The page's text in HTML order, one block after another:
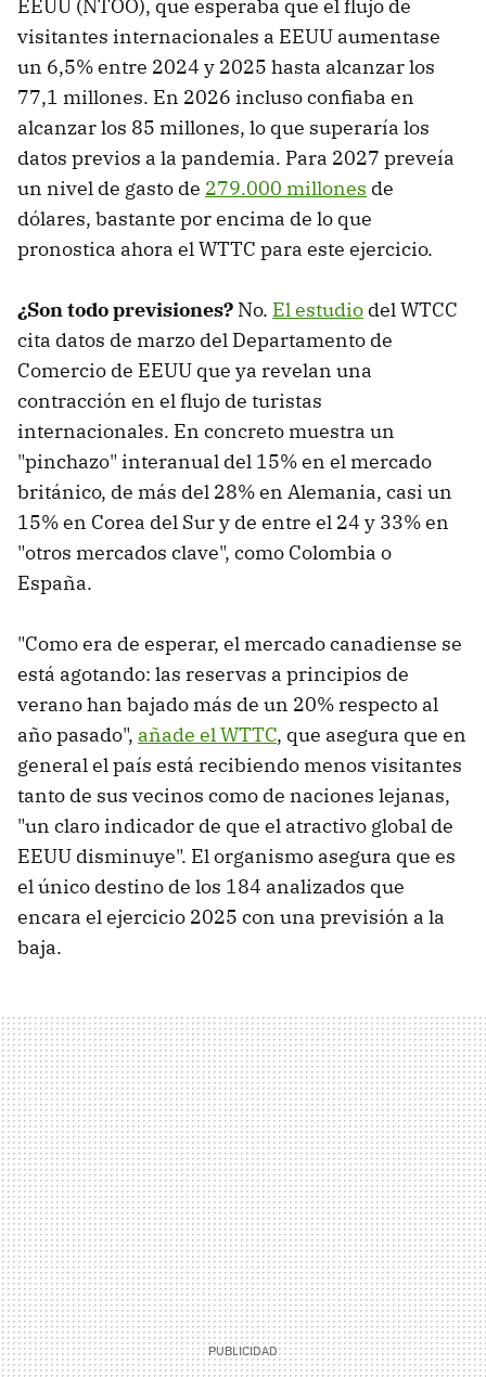
EEUU (NTOO), que esperaba que el flujo de
visitantes internacionales a EEUU aumentase
un 6,5% entre 2024 y 2025 hasta alcanzar los
77,1 millones. En 2026 incluso confiaba en
alcanzar los 85 millones, lo que superaría los
datos previos a la pandemia. Para 2027 preveía
un nivel de gasto de 279.000 millones de
dólares, bastante por encima de lo que
pronostica ahora el WTTC para este ejercicio.
¿Son todo previsiones? No. El estudio del WTCC
cita datos de marzo del Departamento de
Comercio de EEUU que ya revelan una
contracción en el flujo de turistas
internacionales. En concreto muestra un
"pinchazo" interanual del 15% en el mercado
británico, de más del 28% en Alemania, casi un
15% en Corea del Sur y de entre el 24 y 33% en
"otros mercados clave", como Colombia o
España.
"Como era de esperar, el mercado canadiense se
está agotando: las reservas a principios de
verano han bajado más de un 20% respecto al
año pasado", añade el WTTC, que asegura que en
general el país está recibiendo menos visitantes
tanto de sus vecinos como de naciones lejanas,
"un claro indicador de que el atractivo global de
EEUU disminuye". El organismo asegura que es
el único destino de los 184 analizados que
encara el ejercicio 2025 con una previsión a la
baja.